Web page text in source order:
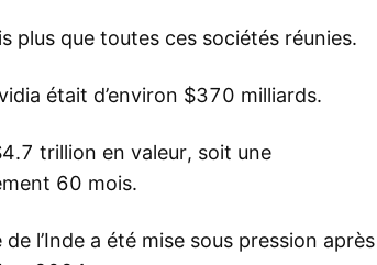
plus que toutes ces sociétés réunies.
était d’environ $370 milliards.
trillion en valeur, soit une
60 mois.
l’Inde a été mise sous pression après